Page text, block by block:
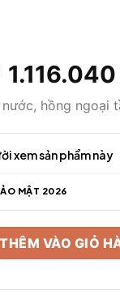
Giá
gốc
là:
1.535.107
1.116.040
hồng ngoại
xem sản phẩm này
MẬT 2026
DAHUA IPC 4MP
THÊM VÀO GIỎ